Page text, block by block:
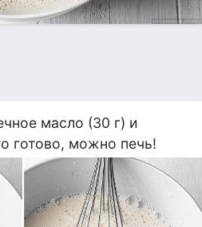
масло (30 г) и
готово, можно печь!